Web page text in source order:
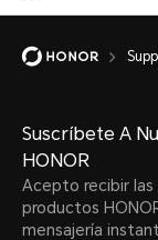
Suscríbete A
HONOR
Acepto recibir
productos
mensajería